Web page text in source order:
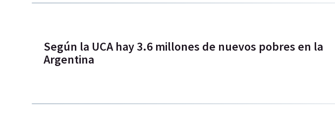
Según la UCA hay 3.6 millones de nuevos pobres en la
Argentina